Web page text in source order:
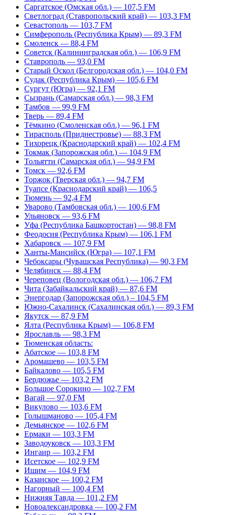
Саргатское (Омская обл.) — 107,5 FM
Светлоград (Ставропольский край) — 103,3 FM
Севастополь — 103,7 FM
Симферополь (Республика Крым) — 89,3 FM
Смоленск — 88,4 FM
Советск (Калининградская обл.) — 106,9 FM
Ставрополь — 93,0 FM
Старый Оскол (Белгородская обл.) — 104,0 FM
Судак (Республика Крым) — 105,6 FM
Сургут (Югра) — 92,1 FM
Сызрань (Самарская обл.) — 98,3 FM
Тамбов — 99,9 FM
Тверь — 89,4 FM
Тёмкино (Смоленская обл.) — 96,1 FM
Тирасполь (Приднестровье) — 88,3 FM
Тихорецк (Краснодарский край) — 102,4 FM
Токмак (Запорожская обл.) — 104,9 FM
Тольятти (Самарская обл.) — 94,9 FM
Томск — 92,6 FM
Торжок (Тверская обл.) — 94,7 FM
Туапсе (Краснодарский край) — 106,5
Тюмень — 92,4 FM
Уварово (Тамбовская обл.) — 100,6 FM
Ульяновск — 93,6 FM
Уфа (Республика Башкортостан) — 98,8 FM
Феодосия (Республика Крым) — 106,1 FM
Хабаровск — 107,9 FM
Ханты-Мансийск (Югра) — 107,1 FM
Чебоксары (Чувашская Республика) — 90,3 FM
Челябинск — 88,4 FM
Череповец (Вологодская обл.) — 106,7 FM
Чита (Забайкальский край) — 87,6 FM
Энергодар (Запорожская обл.) – 104,5 FM
Южно-Сахалинск (Сахалинская обл.) — 89,3 FM
Якутск — 87,9 FM
Ялта (Республика Крым) — 106,8 FM
Ярославль — 98,3 FM
Тюменская область:
Абатское — 103,8 FM
Аромашево — 103,5 FM
Байкалово — 105,5 FM
Бердюжье — 103,2 FM
Большое Сорокино — 102,7 FM
Вагай — 97,0 FM
Викулово — 103,6 FM
Голышманово — 105,4 FM
Демьянское — 102,6 FM
Ермаки — 103,3 FM
Заводоуковск — 103,3 FM
Ингаир — 103,2 FM
Исетское — 102,9 FM
Ишим — 104,9 FM
Казанское — 100,2 FM
Нагорный — 100,4 FM
Нижняя Тавда — 101,2 FM
Новоалександровка — 100,2 FM